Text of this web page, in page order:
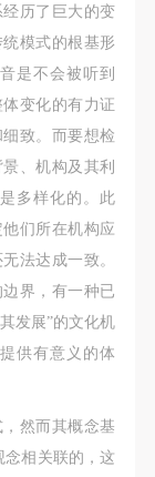
历了巨大的变
模式的根基形
是不会被听到
变化的有力证
致。而要想检
、机构及其利
多样化的。此
们所在机构应
法达成一致。
界，有一种已
发展”的文化机
供有意义的体
然而其概念基
念相关联的，这
，并应该具
为乐的良好
全民事行为
成年人的陪
任自负。鼓
一旦出现事
不承担人身
参加活动的
但对事故本
本次活动者
，并应该具
为乐的良好
全民事行为
成年人的陪
任自负。鼓
一旦出现事
不承担人身
参加活动的
但对事故本
本次活动者
，并应该具
为乐的良好
全民事行为
成年人的陪
任自负。鼓
一旦出现事
不承担人身
参加活动的
但对事故本
本次活动者